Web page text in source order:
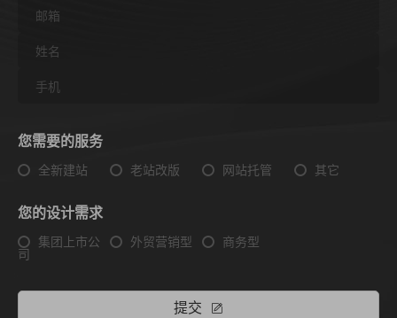
您需要的服务
全新建站 老站改版 网站托管 其它
您的设计需求
集团上市公
司
外贸营销型 商务型
提交